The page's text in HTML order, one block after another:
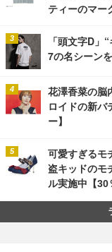
ティーのマー
「頭文字D」
7の名シーン
花澤香菜の脳
ロイドの新バ
ー】
可愛すぎるモ
盗キッドのモ
ル実施中【30